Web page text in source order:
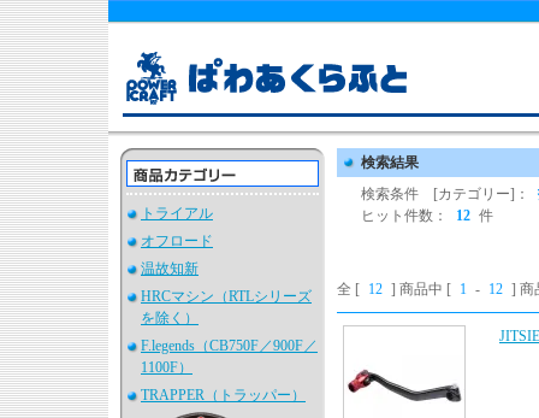
トライアル
オフロード
温故知新
HRCマシン（RTLシリーズ
を除く）
F.legends（CB750F／900F／
1100F）
TRAPPER（トラッパー）
検索結果
検索条件 [カテゴリー]：
ヒット件数：
12 件
全 [ 12 ] 商品中 [ 1 - 12 ] 商